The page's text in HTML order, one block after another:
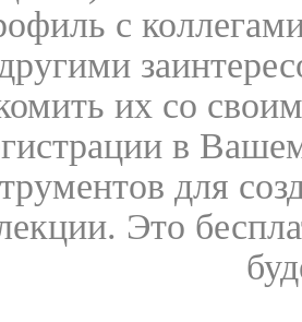
с
другими
их со
в
для
Это